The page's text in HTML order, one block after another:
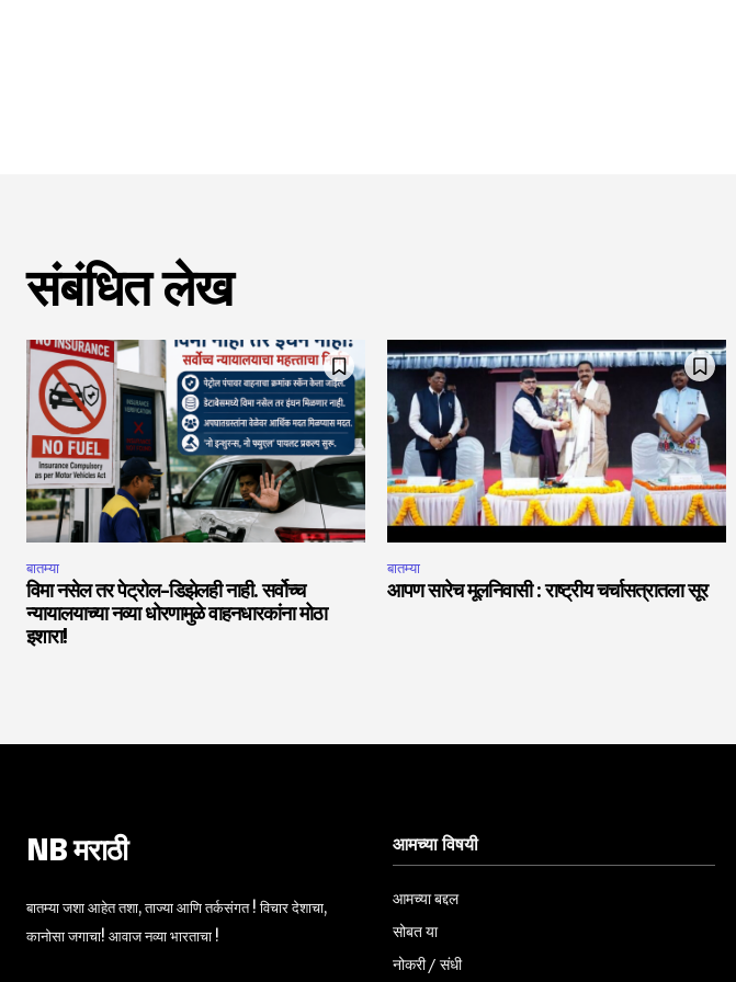
संबंधित लेख
बातम्या
विमा नसेल तर पेट्रोल-डिझेलही नाही. सर्वोच्च
न्यायालयाच्या नव्या धोरणामुळे वाहनधारकांना मोठा
इशारा!
बातम्या
आपण सारेच मूलनिवासी : राष्ट्रीय चर्चासत्रातला सूर
NB मराठी
बातम्या जशा आहेत तशा, ताज्या आणि तर्कसंगत ! विचार देशाचा,
कानोसा जगाचा! आवाज नव्या भारताचा !
आमच्या विषयी
आमच्या बद्दल
सोबत या
नोकरी / संधी